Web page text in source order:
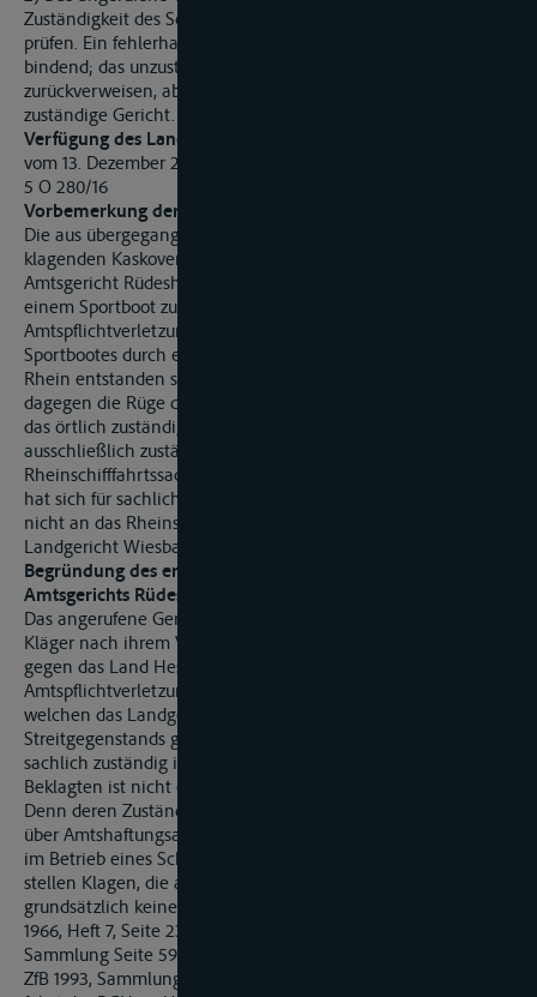
Zuständigkeit des Schiffahrtsgerichtes von Amts wegen zu
prüfen. Ein fehlerhafter Verweisungsbeschluss ist nicht
bindend; das unzuständige Gericht kann zwar nicht
zurückverweisen, aber weiterverweisen an das ausschließlich
zuständige Gericht.
Verfügung des Landgerichts Wiesbaden
vom 13. Dezember 2016
5 O 280/16
Vorbemerkung der Redaktion:
Die aus übergegangenem Recht eines Bootseigners
klagenden Kaskoversicherer hatten eine Klage beim
Amtsgericht Rüdesheim eingereicht, die einen Schaden an
einem Sportboot zum Gegenstand hatte, der durch eine
Amtspflichtverletzung anlässlich der Kontrolle des
Sportbootes durch ein Boot der Wasserschutzpolizei auf dem
Rhein entstanden sein soll. Das beklagte Land Hessen hat
dagegen die Rüge der Unzuständigkeit erhoben und erklärt,
das örtlich zuständige Rheinschifffahrtsgericht sei sachlich
ausschließlich zuständig, da es sich um eine
Rheinschifffahrtssache handele. Das Amtsgericht Rüdesheim
hat sich für sachlich unzuständig erklärt und das Verfahren
nicht an das Rheinschiffahrtsgericht, sondern an das
Landgericht Wiesbaden verwiesen mit folgender Begründung:
Begründung des ersten Verweisungsbeschlusses des
Amtsgerichts Rüdesheim:
Das angerufene Gericht ist sachlich unzuständig, da die
Kläger nach ihrem Vortrag in der Klageschrift einen Anspruch
gegen das Land Hessen wegen behaupteter
Amtspflichtverletzung gemäß § 839 BGB geltend machen, für
welchen das Landgericht ohne Rücksicht auf den Wert des
Streitgegenstands gemäß § 71 II Nr. 2 GVG ausschließlich
sachlich zuständig ist. Entgegen der Rechtsauffassung der
Beklagten ist nicht das Rheinschifffahrtsgericht zuständig.
Denn deren Zuständigkeit umfasst nicht die Entscheidung
über Amtshaftungsansprüche, mögen diese auch ihren Grund
im Betrieb eines Schiffes auf dem Rhein haben. Vielmehr
stellen Klagen, die auf Amtspflichtverletzung gestützt sind,
grundsätzlich keine Rheinschifffahrtssachen dar (vgl. BGH, ZfB
1966, Heft 7, Seite 238 ff = NJW 1966, 1511 ff.; BGH, ZfB 1975,
Sammlung Seite 597 f = VersR 1975, 238; RSchOG Karlsruhe,
ZfB 1993, Sammlung Seite 1426 f. = NJW-RR 1993, 855 ff.). So